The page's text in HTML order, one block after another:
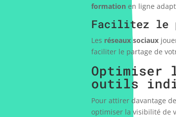
formation en ligne
Facilitez le
Les réseaux sociaux
faciliter le partage de
Optimiser
outils
Pour attirer davantage
optimiser la visibilité de